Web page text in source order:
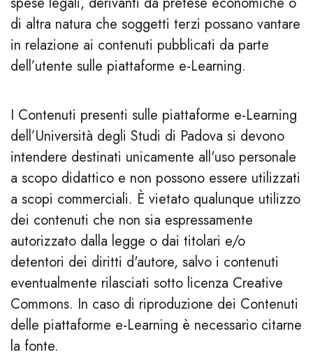
di altra natura che soggetti terzi possano vantare
in relazione ai contenuti pubblicati da parte
dell’utente sulle piattaforme e-Learning.
I Contenuti presenti sulle piattaforme e-Learning
dell’Università degli Studi di Padova si devono
intendere destinati unicamente all'uso personale
a scopo didattico e non possono essere utilizzati
a scopi commerciali. È vietato qualunque utilizzo
dei contenuti che non sia espressamente
autorizzato dalla legge o dai titolari e/o
detentori dei diritti d'autore, salvo i contenuti
eventualmente rilasciati sotto licenza Creative
Commons. In caso di riproduzione dei Contenuti
delle piattaforme e-Learning è necessario citarne
la fonte.